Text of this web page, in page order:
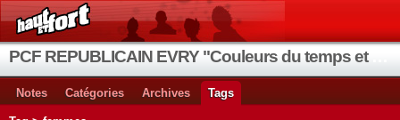
Notes Catégories Archives Tags